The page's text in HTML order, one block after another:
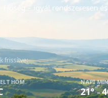
Hőség – igyál rendszeresen
frissítve:
HŐM. NAPI
21° –